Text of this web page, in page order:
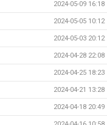
2024-05-09 16:18
2024-05-05 10:12
2024-05-03 20:12
2024-04-28 22:08
2024-04-25 18:23
2024-04-21 13:28
2024-04-18 20:49